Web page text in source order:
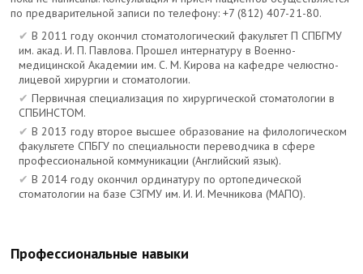
по предварительной записи по телефону:+7 (812) 407-21-80.
В 2011 году окончил стоматологический факультет П СПБГМУ
им. акад. И. П. Павлова. Прошел интернатуру в Военно-
медицинской Академии им. С. М. Кирова на кафедре челюстно-
лицевой хирургии и стоматологии.
Первичная специализация по хирургической стоматологии в
СПБИНСТОМ.
В 2013 году второе высшее образование на филологическом
факультете СПБГУ по специальности переводчика в сфере
профессиональной коммуникации (Английский язык).
В 2014 году окончил ординатуру по ортопедической
стоматологии на базе СЗГМУ им. И. И. Мечникова (МАПО).
Профессиональные навыки